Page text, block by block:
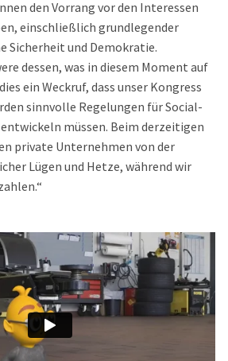
den Vorrang vor den Interessen
einschließlich grundlegender
Sicherheit und Demokratie.
dessen, was in diesem Moment auf
ein Weckruf, dass unser Kongress
sinnvolle Regelungen für Social-
müssen. Beim derzeitigen
private Unternehmen von der
Lügen und Hetze, während wir